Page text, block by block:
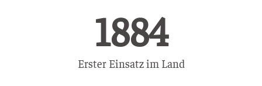
Erster Einsatz im Land
1914